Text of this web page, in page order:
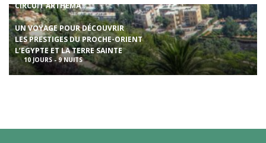
CIRCUIT ARTHEMA
UN VOYAGE POUR DÉCOUVRIR
LES PRESTIGES DU PROCHE-ORIENT
L’EGYPTE ET LA TERRE SAINTE
10 JOURS - 9 NUITS